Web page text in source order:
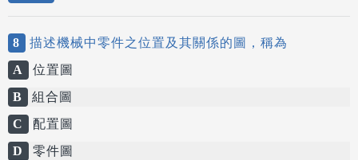
8
描述機械中零件之位置及其關係的圖，稱為
A
位置圖
B
組合圖
C
配置圖
D
零件圖